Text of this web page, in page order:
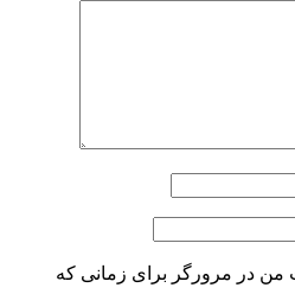
من در مرورگر برای زمانی که